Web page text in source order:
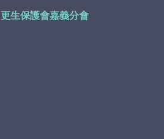
更生保護會嘉義分會